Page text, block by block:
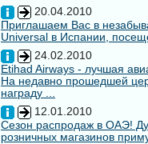
20.04.2010
Приглашаем Вас в
Universal в Испании,
24.02.2010
Etihad Airways - лучшая
На недавно прошедшей
награду ...
12.01.2010
Сезон распродаж в ОАЭ!
розничных магазинов